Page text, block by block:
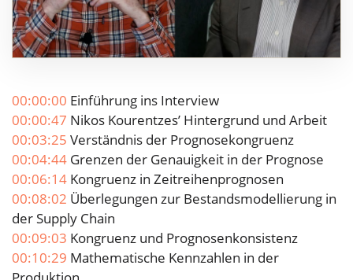
Video
00:00:00 Einführung ins Interview
00:00:47 Nikos Kourentzes’ Hintergrund und Arbeit
00:03:25 Verständnis der Prognosekongruenz
00:04:44 Grenzen der Genauigkeit in der Prognose
00:06:14 Kongruenz in Zeitreihenprognosen
00:08:02 Überlegungen zur Bestandsmodellierung in
der Supply Chain
00:09:03 Kongruenz und Prognosenkonsistenz
00:10:29 Mathematische Kennzahlen in der